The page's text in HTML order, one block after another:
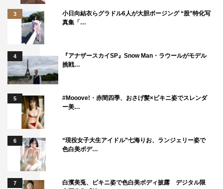
3
小日向結衣らグラドル6人が大胆ポージング “股”特化写
真集「…
4
『アナザースカイSP』Snow Man・ラウールがモデル
挑戦…
5
#Mooove!・赤間四季、おさげ髪×ビキニ姿でスレンダ
ー美…
6
“現役女子大生アイドル”七海りお、ランジェリー姿で
色白美ボデ…
7
白濱美兎、ビキニ姿で色白美ボディ披露 デジタル限